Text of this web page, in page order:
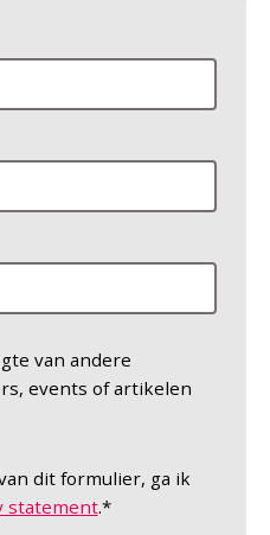
van andere
events of artikelen
dit formulier, ga ik
statement.